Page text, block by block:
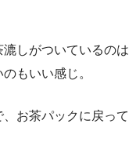
しがついているのは
もいい感じ。
お茶パックに戻って